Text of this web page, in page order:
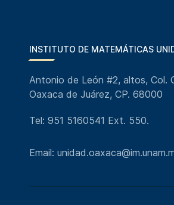
INSTITUTO DE MATEMÁTICAS
Antonio de León #2, altos, Col.
Oaxaca de Juárez, CP. 68000
Tel: 951 5160541 Ext. 550.
Email: